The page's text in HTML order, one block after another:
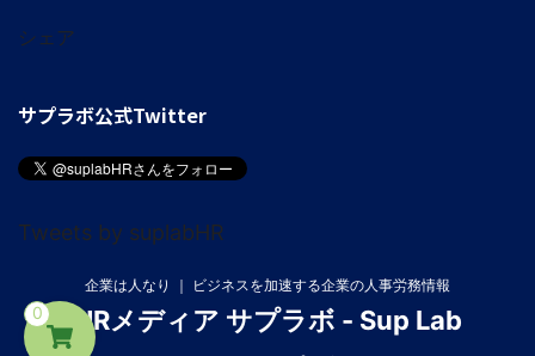
シェア
サプラボ公式Twitter
Tweets by suplabHR
企業は人なり ｜ ビジネスを加速する企業の人事労務情報
HRメディア サプラボ - Sup Lab
0